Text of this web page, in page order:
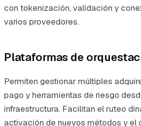
con tokenización, validación y
varios proveedores.
Plataformas de
Permiten gestionar múltiples
pago y herramientas de riesgo
infraestructura. Facilitan el ruteo
activación de nuevos métodos y el